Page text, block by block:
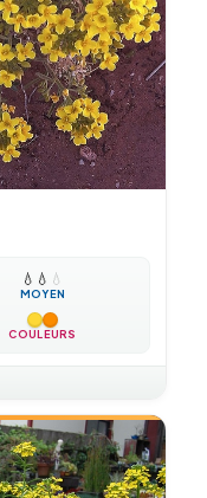
💧 💧 💧
MOYEN
COULEURS